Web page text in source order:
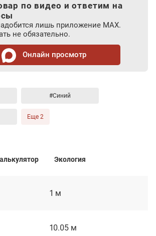
по видео и ответим на
лишь приложение MAX.
не обязательно.
Онлайн просмотр
#Синий
Еще 2
Экология
1 м
10.05 м